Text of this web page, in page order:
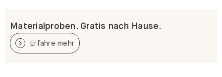
Materialproben. Gratis nach Hause.
Erfahre mehr